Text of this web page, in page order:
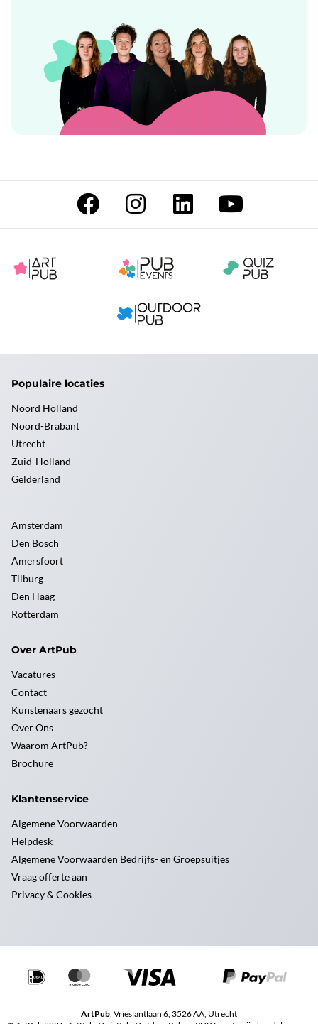
Populaire locaties
Noord Holland
Noord-Brabant
Utrecht
Zuid-Holland
Gelderland
Amsterdam
Den Bosch
Amersfoort
Tilburg
Den Haag
Rotterdam
Over ArtPub
Vacatures
Contact
Kunstenaars gezocht
Over Ons
Waarom ArtPub?
Brochure
Klantenservice
Algemene Voorwaarden
Helpdesk
Algemene Voorwaarden Bedrijfs- en Groepsuitjes
Vraag offerte aan
Privacy & Cookies
ArtPub, Vrieslantlaan 6, 3526 AA, Utrecht